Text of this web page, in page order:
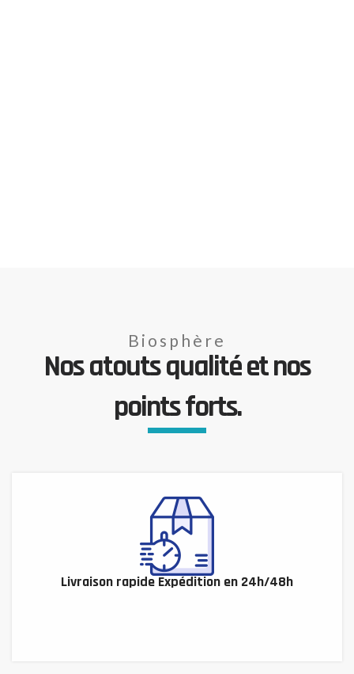
Biosphère
Nos atouts qualité et nos
points forts.
Livraison rapide Expédition en 24h/48h